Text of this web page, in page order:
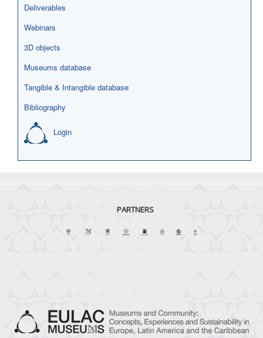
Deliverables
Webinars
3D objects
Museums database
Tangible & Intangible database
Bibliography
Login
PARTNERS